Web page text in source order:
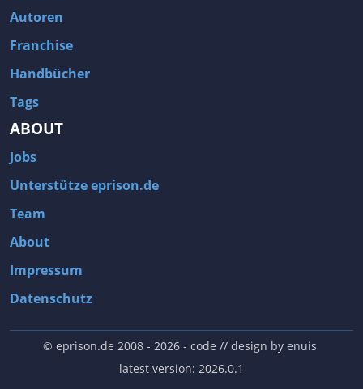
Autoren
Franchise
Handbücher
Tags
ABOUT
Jobs
Unterstütze eprison.de
Team
About
Impressum
Datenschutz
© eprison.de 2008 - 2026- code // design by enuis
latest version: 2026.0.1